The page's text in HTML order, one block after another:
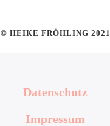
© HEIKE FRÖHLING 2021
Datenschutz
Impressum